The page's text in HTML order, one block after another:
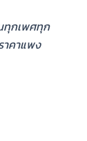
ทุกเพศทุก
คาแพง